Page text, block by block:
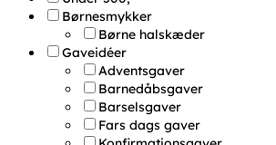
Børnesmykker
Børne halskæder
Gaveidéer
Adventsgaver
Barnedåbsgaver
Barselsgaver
Fars dags gaver